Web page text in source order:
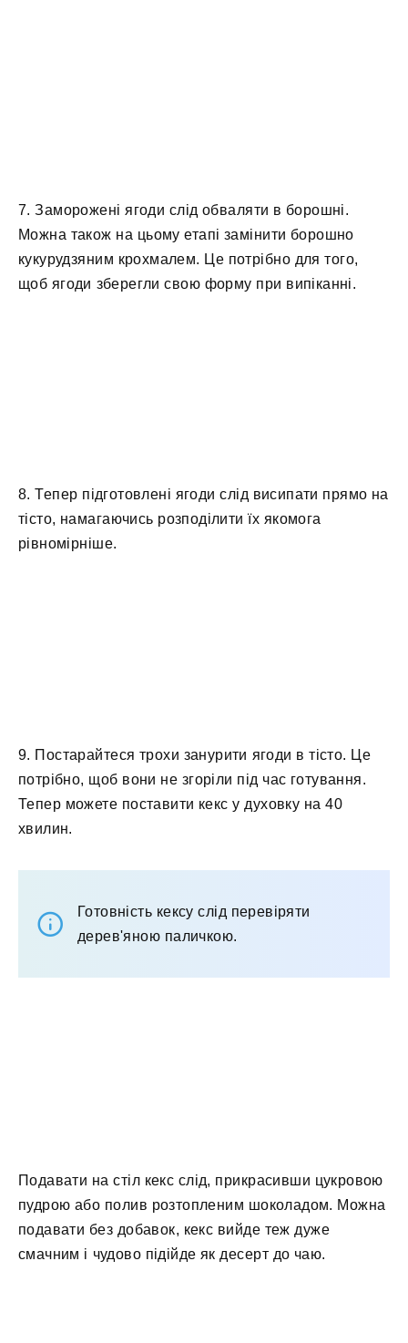
7. Заморожені ягоди слід обваляти в борошні.
Можна також на цьому етапі замінити борошно
кукурудзяним крохмалем. Це потрібно для того,
щоб ягоди зберегли свою форму при випіканні.
8. Тепер підготовлені ягоди слід висипати прямо на
тісто, намагаючись розподілити їх якомога
рівномірніше.
9. Постарайтеся трохи занурити ягоди в тісто. Це
потрібно, щоб вони не згоріли під час готування.
Тепер можете поставити кекс у духовку на 40
хвилин.
Готовність кексу слід перевіряти
дерев'яною паличкою.
Подавати на стіл кекс слід, прикрасивши цукровою
пудрою або полив розтопленим шоколадом. Можна
подавати без добавок, кекс вийде теж дуже
смачним і чудово підійде як десерт до чаю.